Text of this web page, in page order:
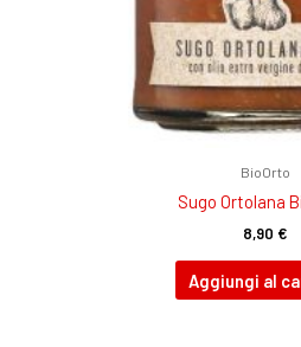
BioOrto
Sugo Ortolana
8,90 €
Aggiungi al